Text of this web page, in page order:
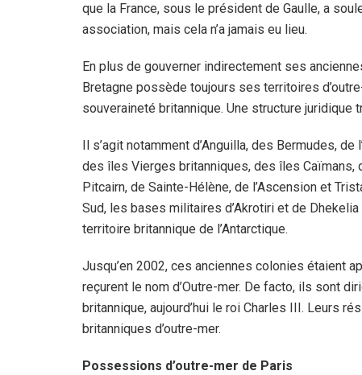
que la France, sous le président de Gaulle, a
association, mais cela n’a jamais eu lieu.
En plus de gouverner indirectement ses
Bretagne possède toujours ses territoires
souveraineté britannique. Une structure juridique
Il s’agit notamment d’Anguilla, des Bermudes,
des îles Vierges britanniques, des îles
Pitcairn, de Sainte-Hélène, de l’Ascension et
Sud, les bases militaires d’Akrotiri et de
territoire britannique de l’Antarctique.
Jusqu’en 2002, ces anciennes colonies étaient
reçurent le nom d’Outre-mer. De facto, ils sont
britannique, aujourd’hui le roi Charles III. Leurs
britanniques d’outre-mer.
Possessions d’outre-mer de Paris